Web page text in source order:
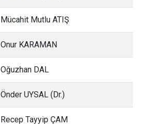
Mücahit Mutlu ATIŞ
Onur KARAMAN
Oğuzhan DAL
Önder UYSAL (Dr.)
Recep Tayyip ÇAM